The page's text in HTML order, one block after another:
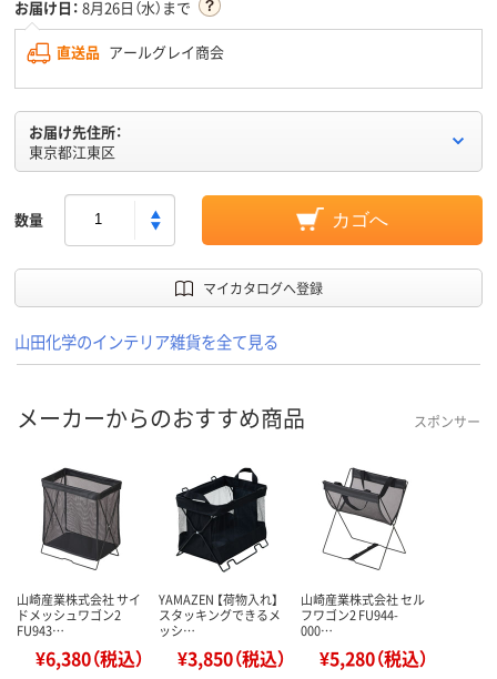
お届け日： 8月26日（水）まで
直送品 アールグレイ商会
お届け先住所：
東京都江東区
数量 カゴへ
マイカタログへ登録
山田化学のインテリア雑貨を全て見る
メーカーからのおすすめ商品 スポンサー
山崎産業株式会社 サイ
ドメッシュワゴン2
FU943…
¥6,380（税込）
YAMAZEN 【荷物入れ】
スタッキングできるメ
ッシ…
¥3,850（税込）
山崎産業株式会社 セル
フワゴン2 FU944-
000…
¥5,280（税込）